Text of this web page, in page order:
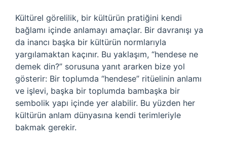
Kültürel görelilik, bir kültürün pratiğini kendi
bağlamı içinde anlamayı amaçlar. Bir davranışı ya
da inancı başka bir kültürün normlarıyla
yargılamaktan kaçınır. Bu yaklaşım, “hendese ne
demek din?” sorusuna yanıt ararken bize yol
gösterir: Bir toplumda “hendese” ritüelinin anlamı
ve işlevi, başka bir toplumda bambaşka bir
sembolik yapı içinde yer alabilir. Bu yüzden her
kültürün anlam dünyasına kendi terimleriyle
bakmak gerekir.